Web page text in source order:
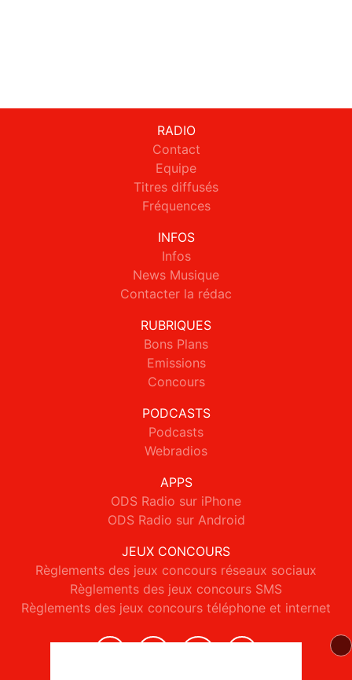
RADIO
Contact
Equipe
Titres diffusés
Fréquences
INFOS
Infos
News Musique
Contacter la rédac
RUBRIQUES
Bons Plans
Emissions
Concours
PODCASTS
Podcasts
Webradios
APPS
ODS Radio sur iPhone
ODS Radio sur Android
JEUX CONCOURS
Règlements des jeux concours réseaux sociaux
Règlements des jeux concours SMS
Règlements des jeux concours téléphone et internet